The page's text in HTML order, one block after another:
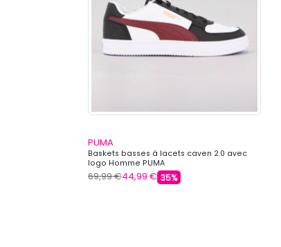
PUMA
Baskets basses à lacets caven 2.0 avec
logo Homme PUMA
69,99 €44,99 € 35%